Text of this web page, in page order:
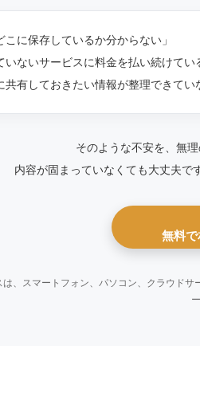
こに保存しているか分からない」
いないサービスに料金を払い続けてい
共有しておきたい情報が整理できてい
そのような不安を、無
内容が固まっていなくても大丈夫で
無料
、スマートフォン、パソコン、クラウド